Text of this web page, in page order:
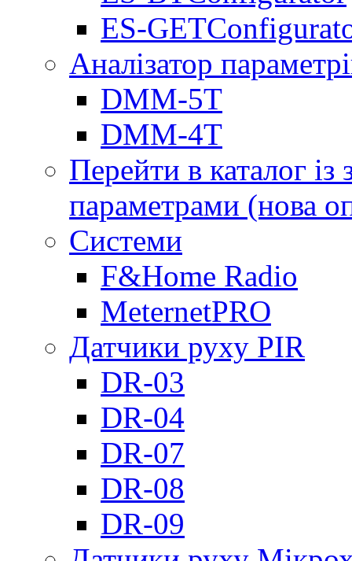
ES-
Аналізатор
DMM-5T
DMM-4T
Перейти в каталог
параметрами (нова
Системи
F&Home Radio
MeternetPRO
Датчики руху PIR
DR-03
DR-04
DR-07
DR-08
DR-09